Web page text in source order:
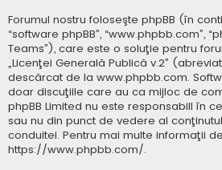
Forumul nostru foloseşte phpBB (în
“software phpBB”, “www.phpbb.com”,
Teams”), care este o soluţie pentru
„Licenţei Generală Publică v.2”
descărcat de la www.phpbb.com.
doar discuţiile care au ca mijloc de
phpBB Limited nu este responsabill în
sau nu din punct de vedere al
conduitei. Pentru mai multe informaţii
https://www.phpbb.com/.